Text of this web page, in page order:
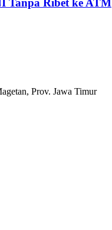
Prov. Jawa Timur